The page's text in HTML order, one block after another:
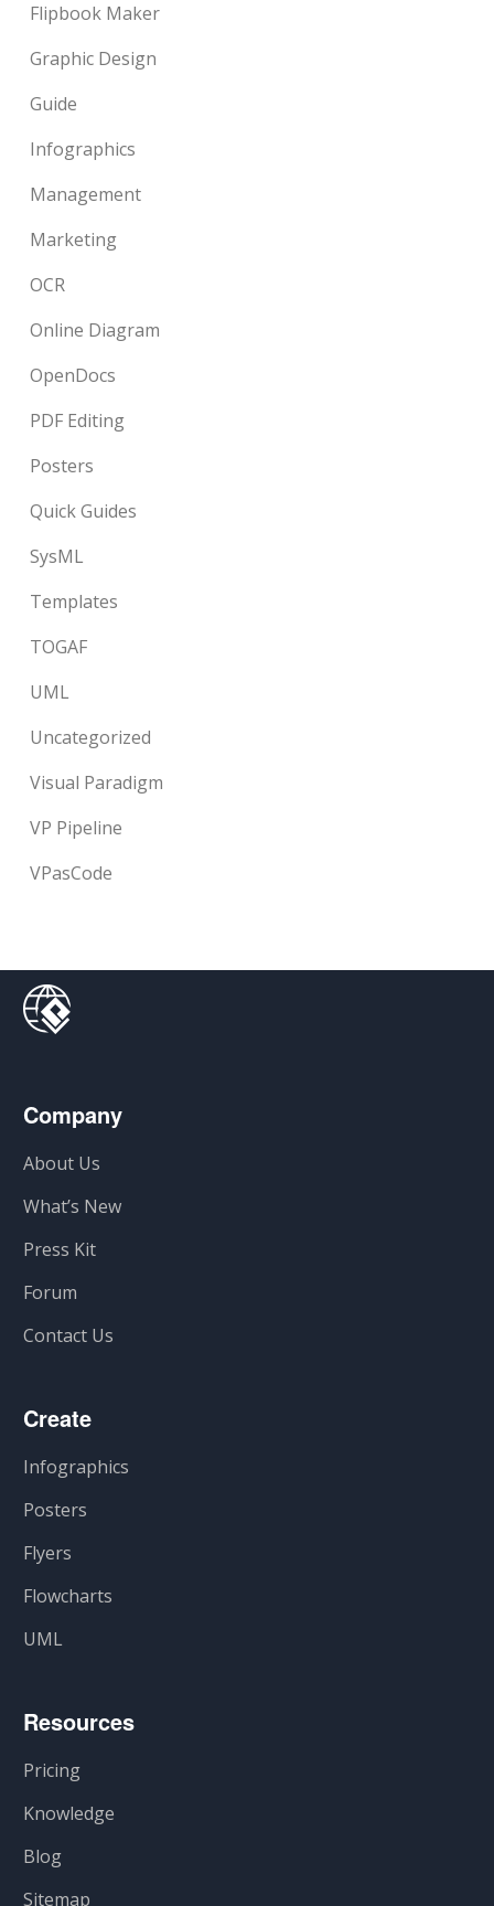
Flipbook Maker
Graphic Design
Guide
Infographics
Management
Marketing
OCR
Online Diagram
OpenDocs
PDF Editing
Posters
Quick Guides
SysML
Templates
TOGAF
UML
Uncategorized
Visual Paradigm
VP Pipeline
VPasCode
Company
About Us
What’s New
Press Kit
Forum
Contact Us
Create
Infographics
Posters
Flyers
Flowcharts
UML
Resources
Pricing
Knowledge
Blog
Sitemap